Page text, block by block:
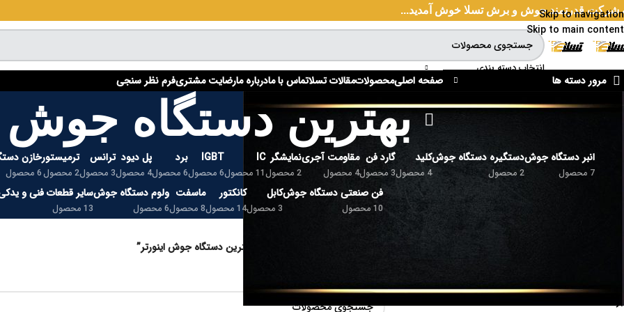
Skip to navigation
Skip to main content
شرکت قدرتمند جوش و برش تسلا خوش آمدید...
انتخاب دسته بندی
مرور دسته ها صفحه اصلیمحصولاتمقالات تسلاتماس با مادرباره مارضایت مشتریفرم نظر سنجی
بهترین دستگاه جوش
انبر دستگاه جوش
7 محصول
دستگیره دستگاه جوش
2 محصول
کلید
4 محصول
گارد فن
3 محصول
مقاومت آجری
4 محصول
نمایشگر
2 محصول
IC
11 محصول
IGBT
6 محصول
برد
6 محصول
پل دیود
4 محصول
ترانس
3 محصول
ترمیستور
2 محصول
خازن
6 محصول
فن صنعتی دستگاه جوش
10 محصول
کابل
3 محصول
کانکتور
14 محصول
ماسفت
8 محصول
ولوم دستگاه جوش
6 محصول
سایر قطعات فنی و
13 محصول
انبر دستگاه جوش
محصولات برچسب خورده “بهترین دستگاه جوش اینورتر”
هیچ محصولی یافت نشد.